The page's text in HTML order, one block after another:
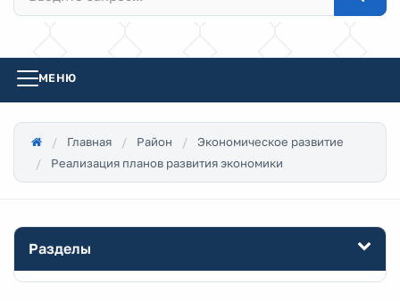
МЕНЮ
Главная Район
Экономическое развитие
Реализация планов развития экономики
Разделы